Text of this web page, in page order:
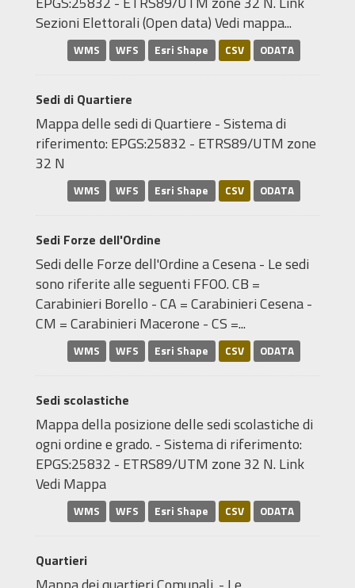
Sezioni Elettorali (Open data) Vedi mappa...
WMS WFS Esri Shape CSV ODATA
Sedi di Quartiere
Mappa delle sedi di Quartiere - Sistema di
riferimento: EPGS:25832 - ETRS89/UTM zone
32 N
WMS WFS Esri Shape CSV ODATA
Sedi Forze dell'Ordine
Sedi delle Forze dell'Ordine a Cesena - Le sedi
sono riferite alle seguenti FFOO. CB =
Carabinieri Borello - CA = Carabinieri Cesena -
CM = Carabinieri Macerone - CS =...
WMS WFS Esri Shape CSV ODATA
Sedi scolastiche
Mappa della posizione delle sedi scolastiche di
ogni ordine e grado. - Sistema di riferimento:
EPGS:25832 - ETRS89/UTM zone 32 N. Link
Vedi Mappa
WMS WFS Esri Shape CSV ODATA
Quartieri